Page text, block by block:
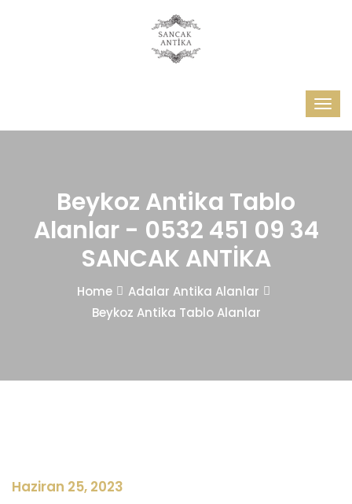
Beykoz Antika Tablo
Alanlar - 0532 451 09 34
SANCAK ANTİKA
Home
Adalar Antika Alanlar
Beykoz Antika Tablo Alanlar
Haziran 25, 2023